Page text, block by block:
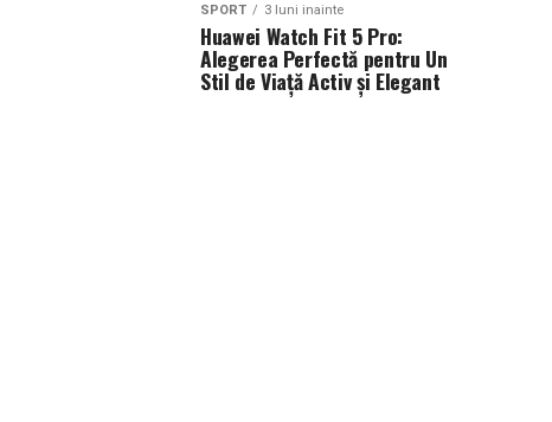
SPORT 3 luni inainte
Huawei Watch Fit 5 Pro:
Alegerea Perfectă pentru Un
Stil de Viață Activ și Elegant